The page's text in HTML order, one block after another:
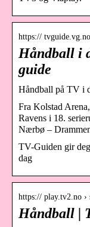
https://
Håndball i
guide
Håndball på TV i
Fra Kolstad
Ravens i 18.
Nærbø –
TV-Guiden gir
dag
https:// play.tv2.no ›
Håndball |